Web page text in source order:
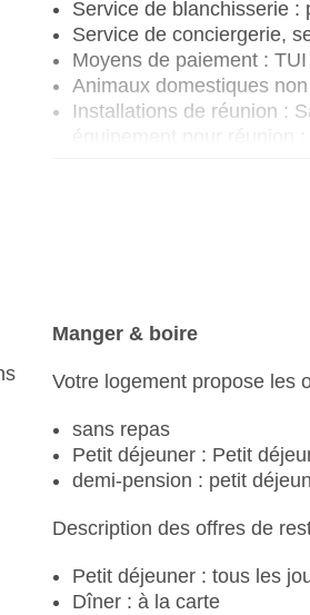
Service de blanchisserie :
Service de conciergerie,
Moyens de paiement :
Animaux domestiques
Installations de réunion :
équipement pour réunion
Manger & boire
Votre logement propose les
sans repas
Petit déjeuner : Petit
demi-pension : petit
Description des offres de
Petit déjeuner : tous les
Dîner : à la carte